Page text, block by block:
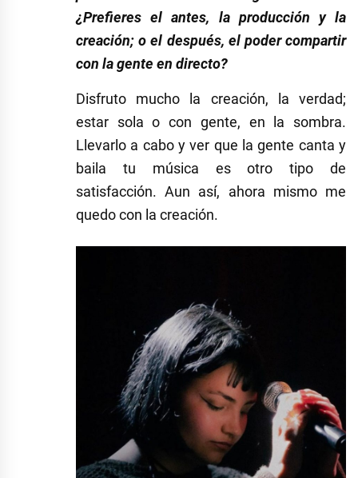
¿Prefieres el antes, la producción y la
creación; o el después, el poder compartir
con la gente en directo?
Disfruto mucho la creación, la verdad;
estar sola o con gente, en la sombra.
Llevarlo a cabo y ver que la gente canta y
baila tu música es otro tipo de
satisfacción. Aun así, ahora mismo me
quedo con la creación.